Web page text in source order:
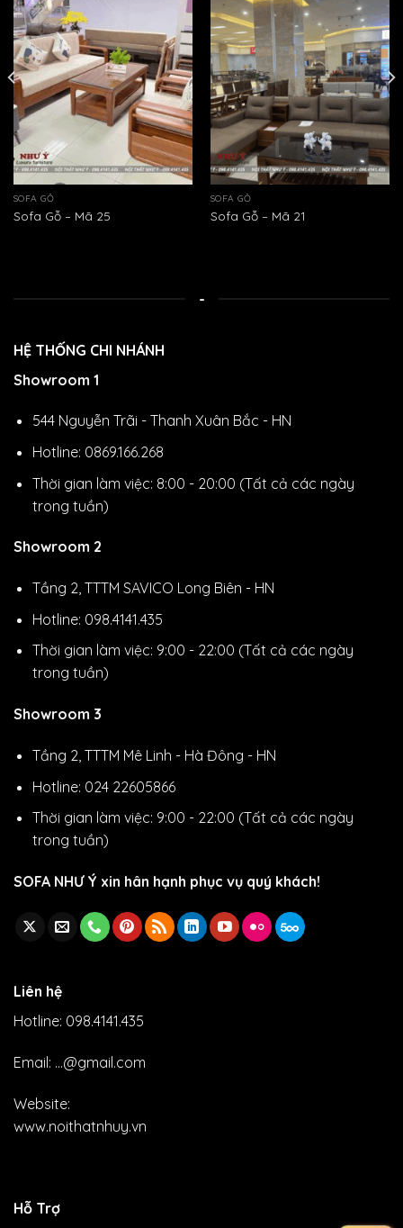
SOFA GỖ
Sofa Gỗ – Mã 25
SOFA GỖ
Sofa Gỗ – Mã 21
-
HỆ THỐNG CHI NHÁNH
Showroom 1
544 Nguyễn Trãi - Thanh Xuân Bắc - HN
Hotline: 0869.166.268
Thời gian làm việc: 8:00 - 20:00 (Tất cả các ngày
trong tuần)
Showroom 2
Tầng 2, TTTM SAVICO Long Biên - HN
Hotline: 098.4141.435
Thời gian làm việc: 9:00 - 22:00 (Tất cả các ngày
trong tuần)
Showroom 3
Tầng 2, TTTM Mê Linh - Hà Đông - HN
Hotline: 024 22605866
Thời gian làm việc: 9:00 - 22:00 (Tất cả các ngày
trong tuần)
SOFA NHƯ Ý xin hân hạnh phục vụ quý khách!
Liên hệ
Hotline: 098.4141.435
Email: ...@gmail.com
Website:
www.noithatnhuy.vn
Hỗ Trợ